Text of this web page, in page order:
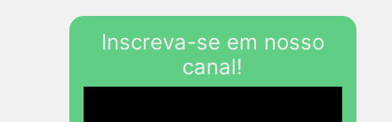
Inscreva-se em nosso
canal!